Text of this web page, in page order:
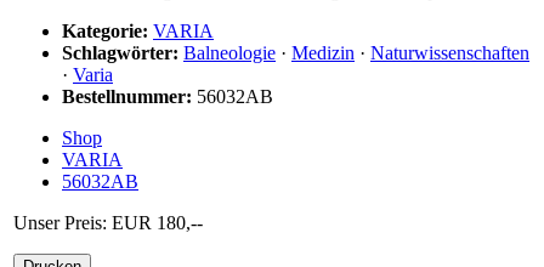
Kategorie: VARIA
Schlagwörter: Balneologie · Medizin · Naturwissenschaften
· Varia
Bestellnummer: 56032AB
Shop
VARIA
56032AB
Unser Preis: EUR 180,--